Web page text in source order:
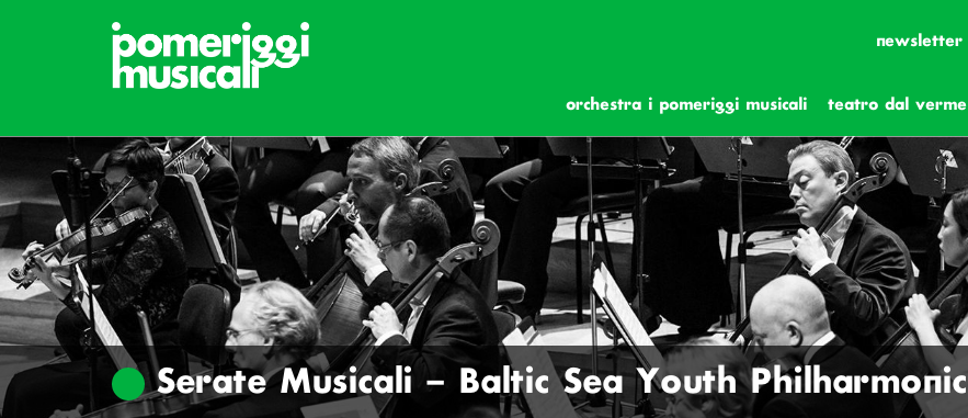
newsletter
orchestra i pomeriggi musicali teatro dal verme
Serate Musicali – Baltic Sea Youth Philharmonic